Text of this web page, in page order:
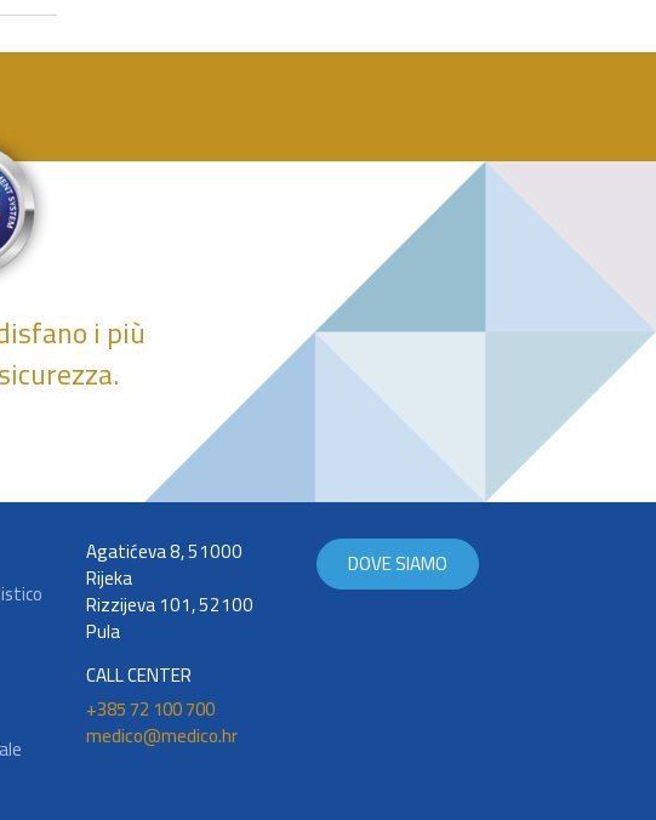
i più
Agatićeva 8, 51000
Rijeka
Rizzijeva 101, 52100
Pula
CALL CENTER
+385 72 100 700
medico@medico.hr
DOVE SIAMO